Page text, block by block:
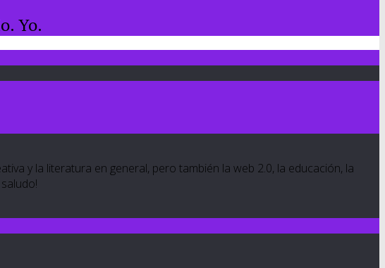
Yo.
y la literatura en general, pero también la web 2.0, la educación, la